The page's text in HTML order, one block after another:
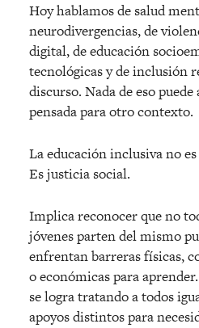
Hoy hablamos de salud
neurodivergencias, de
digital, de educación
tecnológicas y de inclusión
discurso. Nada de eso
pensada para otro contexto.
La educación inclusiva no
Es justicia social.
Implica reconocer que no
jóvenes parten del mismo
enfrentan barreras físicas,
o económicas para
se logra tratando a todos
apoyos distintos para